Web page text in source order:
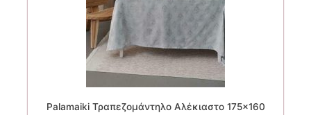
Palamaiki Τραπεζομάντηλο Αλέκιαστο 175×160